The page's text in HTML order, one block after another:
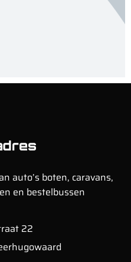
auto’s boten, caravans,
en bestelbussen
22